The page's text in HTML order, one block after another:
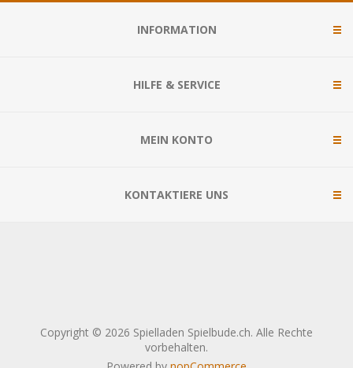
INFORMATION
HILFE & SERVICE
MEIN KONTO
KONTAKTIERE UNS
Copyright © 2026 Spielladen Spielbude.ch. Alle Rechte
vorbehalten.